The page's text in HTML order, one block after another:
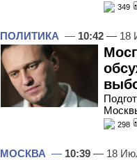
349
ПОЛИТИКА — 10:42 — 18
298
МОСКВА — 10:39 — 18